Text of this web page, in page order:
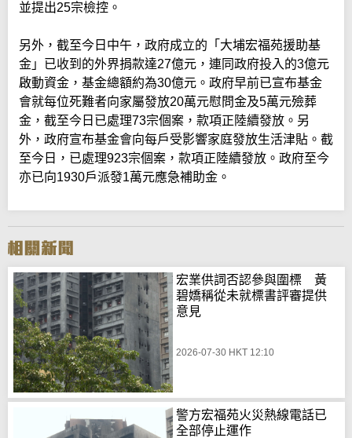
並提出25宗檢控。
另外，截至今日中午，政府成立的「大埔宏福苑援助基
金」已收到的外界捐款達27億元，連同政府投入的3億元
啟動資金，基金總額約為30億元。政府早前已宣布基金
會就每位死難者向家屬發放20萬元慰問金及5萬元殮葬
金，截至今日已處理73宗個案，款項正陸續發放。另
外，政府宣布基金會向每戶受影響家庭發放生活津貼。截
至今日，已處理923宗個案，款項正陸續發放。政府至今
亦已向1930戶派發1萬元應急補助金。
宏業供詞否認參與圍標 黃
碧嬌稱從未就標書評審提供
意見
2026-07-30 HKT 12:10
警方宏福苑火災熱線電話已
全部停止運作